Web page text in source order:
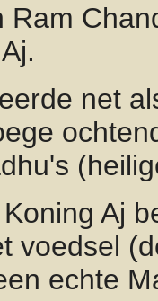
Ram
net
Aj
voedsel
echte